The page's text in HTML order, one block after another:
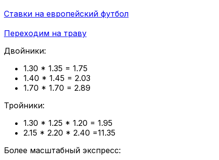
Ставки на европейский футбол
Переходим на траву
Двойники:
1.30 * 1.35 = 1.75
1.40 * 1.45 = 2.03
1.70 * 1.70 = 2.89
Тройники:
1.30 * 1.25 * 1.20 = 1.95
2.15 * 2.20 * 2.40 =11.35
Более масштабный экспресс: